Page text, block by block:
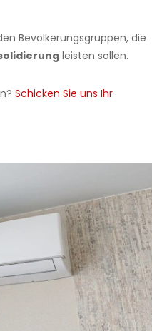
Bevölkerungsgruppen, die
leisten sollen.
Schicken Sie uns Ihr